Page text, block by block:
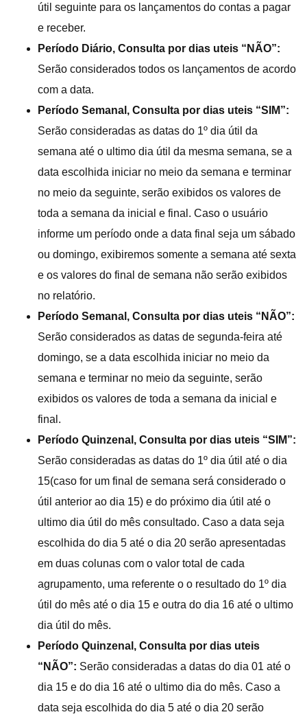
útil seguinte para os lançamentos do contas a pagar
e receber.
Período Diário, Consulta por dias uteis “NÃO”:
Serão considerados todos os lançamentos de acordo
com a data.
Período Semanal, Consulta por dias uteis “SIM”:
Serão consideradas as datas do 1º dia útil da
semana até o ultimo dia útil da mesma semana, se a
data escolhida iniciar no meio da semana e terminar
no meio da seguinte, serão exibidos os valores de
toda a semana da inicial e final. Caso o usuário
informe um período onde a data final seja um sábado
ou domingo, exibiremos somente a semana até sexta
e os valores do final de semana não serão exibidos
no relatório.
Período Semanal, Consulta por dias uteis “NÃO”:
Serão considerados as datas de segunda-feira até
domingo, se a data escolhida iniciar no meio da
semana e terminar no meio da seguinte, serão
exibidos os valores de toda a semana da inicial e
final.
Período Quinzenal, Consulta por dias uteis “SIM”:
Serão consideradas as datas do 1º dia útil até o dia
15(caso for um final de semana será considerado o
útil anterior ao dia 15) e do próximo dia útil até o
ultimo dia útil do mês consultado. Caso a data seja
escolhida do dia 5 até o dia 20 serão apresentadas
em duas colunas com o valor total de cada
agrupamento, uma referente o o resultado do 1º dia
útil do mês até o dia 15 e outra do dia 16 até o ultimo
dia útil do mês.
Período Quinzenal, Consulta por dias uteis
“NÃO”: Serão consideradas a datas do dia 01 até o
dia 15 e do dia 16 até o ultimo dia do mês. Caso a
data seja escolhida do dia 5 até o dia 20 serão